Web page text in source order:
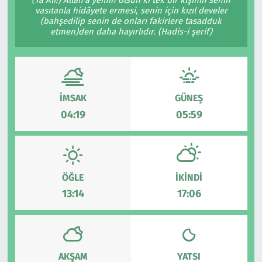
vasıtanla hidâyete ermesi, senin için kızıl develer
(bahşedilip senin de onları fakirlere tasadduk
etmen)den daha hayırlıdır. (Hadis-i şerif)
İMSAK
04:19
GÜNEŞ
05:59
ÖĞLE
13:14
İKINDI
17:06
AKŞAM YATSI
Çevre & Doğa
Eğitim
Turizm